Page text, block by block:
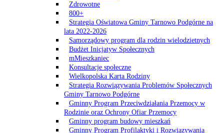
Zdrowotne
800+
Strategia Oświatowa Gminy Tarnowo Podgórne na
lata 2022-2026
Samorządowy program dla rodzin wielodzietnych
Budżet Inicjatyw Społecznych
mMieszkaniec
Konsultacje społeczne
Wielkopolska Karta Rodziny
Strategia Rozwiązywania Problemów Społecznych
Gminy Tarnowo Podgórne
Gminny Program Przeciwdziałania Przemocy w
Rodzinie oraz Ochrony Ofiar Przemocy
Gminny program budowy mieszkań
Gminny Program Profilaktyki i Rozwiązywania